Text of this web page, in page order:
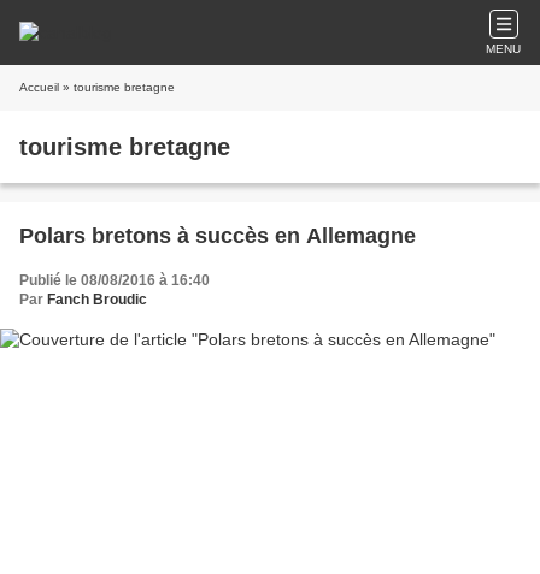
MENU
Accueil » tourisme bretagne
tourisme bretagne
Polars bretons à succès en Allemagne
Publié le 08/08/2016 à 16:40
Par Fanch Broudic